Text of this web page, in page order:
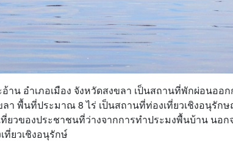
น อำเภอเมือง จังหวัดสงขลา เป็นสถานที่พักผ่อนอ
า พื้นที่ประมาณ 8 ไร่ เป็นสถานที่ท่องเที่ยวเชิงอนุรั
ยวของประชาชนที่ว่างจากการทำประมงพื้นบ้าน นอ
ที่ยวเชิงอนุรักษ์